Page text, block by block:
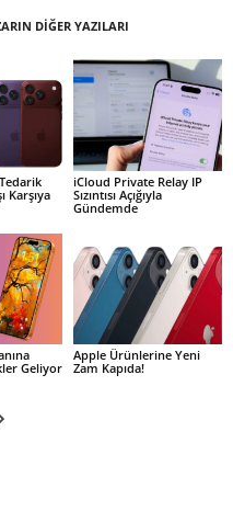
DİĞER YAZILARI
Karşıya
iCloud Private Relay IP
Sızıntısı Açığıyla
Gündemde
Geliyor
Apple Ürünlerine Yeni
Zam Kapıda!